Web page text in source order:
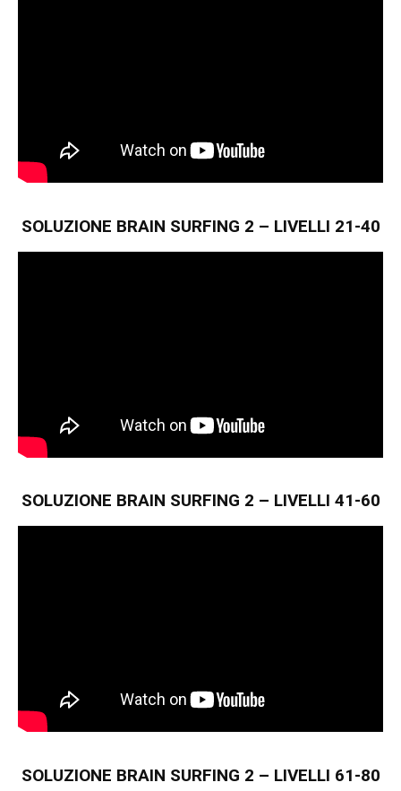
SOLUZIONE BRAIN SURFING 2 – LIVELLI 21-40
SOLUZIONE BRAIN SURFING 2 – LIVELLI 41-60
SOLUZIONE BRAIN SURFING 2 – LIVELLI 61-80